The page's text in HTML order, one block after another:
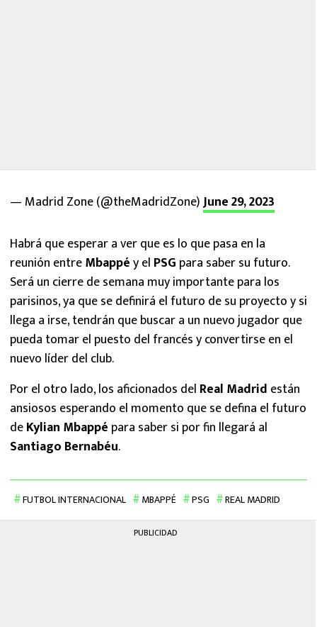
— Madrid Zone (@theMadridZone)June 29, 2023
Habrá que esperar a ver que es lo que pasa en la
reunión entreMbappéy el PSG para saber su futuro.
Será un cierre de semana muy importante para los
parisinos, ya que se definirá el futuro de su proyecto y si
llega a irse, tendrán que buscar a un nuevo jugador que
pueda tomar el puesto del francés y convertirse en el
nuevo líder del club.
Por el otro lado, los aficionados del Real Madrid están
ansiosos esperando el momento que se defina el futuro
deKylian Mbappé para saber si por fin llegará al
Santiago Bernabéu.
FUTBOL INTERNACIONAL MBAPPÉ PSG REAL MADRID
PUBLICIDAD